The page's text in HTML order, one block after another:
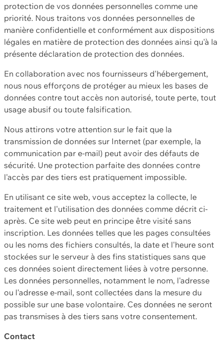
protection de vos données personnelles comme une
priorité. Nous traitons vos données personnelles de
manière confidentielle et conformément aux dispositions
légales en matière de protection des données ainsi qu'à la
présente déclaration de protection des données.
En collaboration avec nos fournisseurs d'hébergement,
nous nous efforçons de protéger au mieux les bases de
données contre tout accès non autorisé, toute perte, tout
usage abusif ou toute falsification.
Nous attirons votre attention sur le fait que la
transmission de données sur Internet (par exemple, la
communication par e-mail) peut avoir des défauts de
sécurité. Une protection parfaite des données contre
l'accès par des tiers est pratiquement impossible.
En utilisant ce site web, vous acceptez la collecte, le
traitement et l'utilisation des données comme décrit ci-
après. Ce site web peut en principe être visité sans
inscription. Les données telles que les pages consultées
ou les noms des fichiers consultés, la date et l'heure sont
stockées sur le serveur à des fins statistiques sans que
ces données soient directement liées à votre personne.
Les données personnelles, notamment le nom, l'adresse
ou l'adresse e-mail, sont collectées dans la mesure du
possible sur une base volontaire. Ces données ne seront
pas transmises à des tiers sans votre consentement.
Contact